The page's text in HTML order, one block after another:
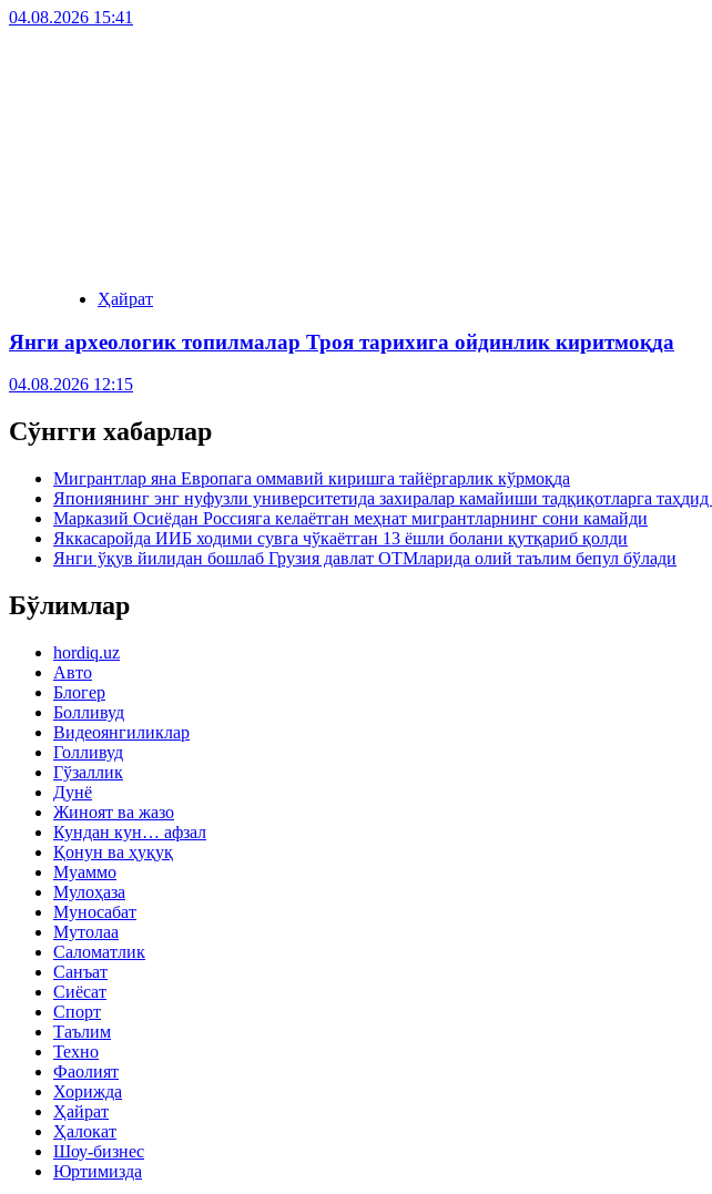
04.08.2026 15:41
Ҳайрат
Янги археологик топилмалар Троя тарихига ойдинлик киритмоқда
04.08.2026 12:15
Сўнгги хабарлар
Мигрантлар яна Европага оммавий киришга тайёргарлик кўрмоқда
Япониянинг энг нуфузли университетида захиралар камайиши тадқиқотларга таҳдид
Марказий Осиёдан Россияга келаётган меҳнат мигрантларнинг сони камайди
Яккасаройда ИИБ ходими сувга чўкаётган 13 ёшли болани қутқариб қолди
Янги ўқув йилидан бошлаб Грузия давлат ОТМларида олий таълим бепул бўлади
Бўлимлар
hordiq.uz
Авто
Блогер
Болливуд
Видеоянгиликлар
Голливуд
Гўзаллик
Дунё
Жиноят ва жазо
Кундан кун… афзал
Қонун ва ҳуқуқ
Муаммо
Мулоҳаза
Муносабат
Мутолаа
Саломатлик
Санъат
Сиёсат
Спорт
Таълим
Техно
Фаолият
Хорижда
Ҳайрат
Ҳалокат
Шоу-бизнес
Юртимизда